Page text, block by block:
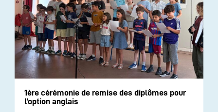
1ère cérémonie de remise des diplômes pour
l’option anglais